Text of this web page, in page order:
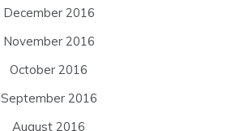
December 2016
November 2016
October 2016
September 2016
August 2016